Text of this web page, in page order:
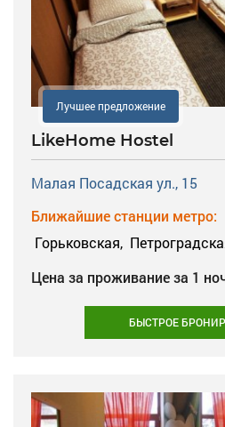
Лучшее предложение
LikeHome Hostel
Малая Посадская ул., 15
Ближайшие станции метро:
Горьковская,
Цена за проживание за 1
БЫСТРОЕ